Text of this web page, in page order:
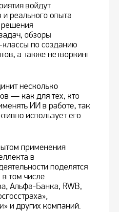
войдут
и реального опыта
обзоры
классы по созданию
а также нетворкинг
несколько
— как для тех, кто
ИИ в работе, так
использует его
применения
в
поделятся
том числе
Альфа-Банка, RWB,
и других компаний.